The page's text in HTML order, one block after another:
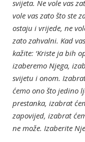
svijeta. Ne vole vas
vole vas zato što ste
ostaju i vrijede, ne
zato zahvalni. Kad
kažite: ‘Kriste ja bih
izaberemo Njega,
svijetu i onom.
ćemo ono što jedino
prestanka, izabrat
zapovijed, izabrat
ne može. Izaberite